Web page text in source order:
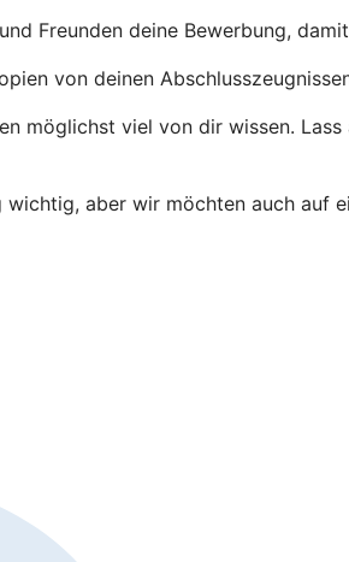
Freunden deine Bewerbung,
von deinen
möglichst viel von dir wissen.
wichtig, aber wir möchten auch auf